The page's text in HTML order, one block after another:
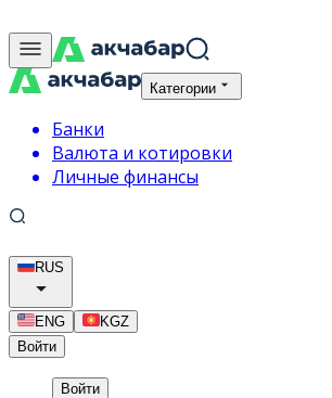
Категории
Банки
Валюта и котировки
Личные финансы
RUS
ENG
KGZ
Войти
Войти